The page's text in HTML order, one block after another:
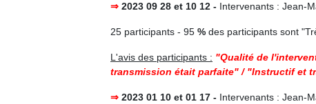
⇒ 2023 09 28 et 10 12 - Intervenants : Jean-
25 participants - 95 % des participants sont
L'avis des participants : "Qualité de
transmission était parfaite" / "Instructif et
⇒ 2023 01 10 et 01 17 - Intervenants : Jean-